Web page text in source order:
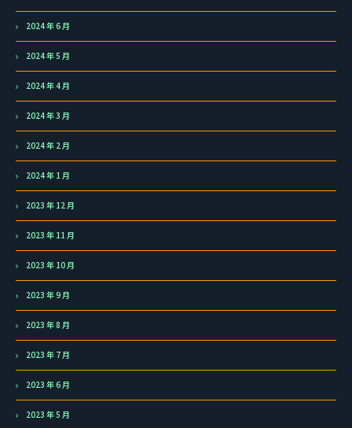
2024 年 6 月
2024 年 5 月
2024 年 4 月
2024 年 3 月
2024 年 2 月
2024 年 1 月
2023 年 12 月
2023 年 11 月
2023 年 10 月
2023 年 9 月
2023 年 8 月
2023 年 7 月
2023 年 6 月
2023 年 5 月